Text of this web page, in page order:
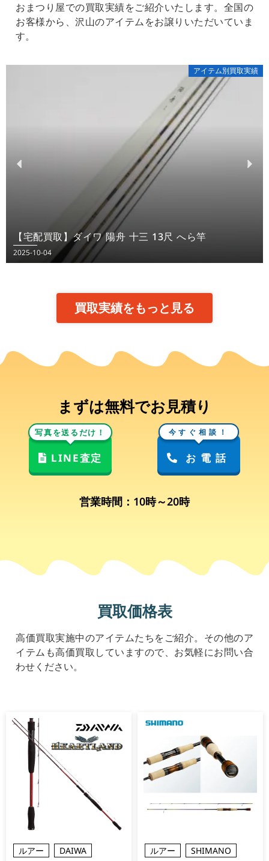
おまつり屋での買取実績をご紹介いたします。全国の
お客様から、沢山のアイテムをお譲りいただいていま
す。
アイテム別買取実績
【宅配買取】ダイワ 陽舟 十三 13尺 へら竿
2025-10-04
買取実績をもっと見る
まずは無料でお見積り
写真を送るだけ！
LINE査定
今すぐ相談！
お電話
営業時間：10時～20時
買取価格表
高価買取実施中のアイテムたちをご紹介。その他のア
イテムも高価買取していますので、お気軽にお問い合
わせください。
ルアー DAIWA ルアー SHIMANO